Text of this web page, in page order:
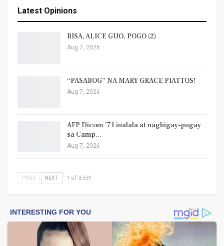
Latest Opinions
RISA, ALICE GUO, POGO (2)
Aug 7, 2026
“PASABOG” NA MARY GRACE PIATTOS!
Aug 7, 2026
AFP Dicom ’71 inalala at nagbigay-pugay
sa Camp…
Aug 7, 2026
PREV NEXT 1 of 3,531